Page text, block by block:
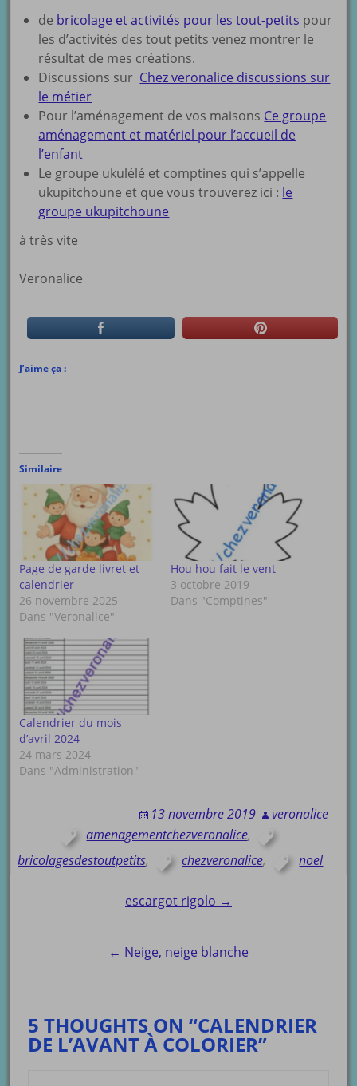
de bricolage et activités pour les tout-petits pour
les d’activités des tout petits venez montrer le
résultat de mes créations.
Discussions sur Chez veronalice discussions sur
le métier
Pour l’aménagement de vos maisons Ce groupe
aménagement et matériel pour l’accueil de
l’enfant
Le groupe ukulélé et comptines qui s’appelle
ukupitchoune et que vous trouverez ici : le
groupe ukupitchoune
à très vite
Veronalice
J’aime ça :
Similaire
Page de garde livret et
calendrier
26 novembre 2025
Dans "Veronalice"
Hou hou fait le vent
3 octobre 2019
Dans "Comptines"
Calendrier du mois
d’avril 2024
24 mars 2024
Dans "Administration"
13 novembre 2019
veronalice
amenagementchezveronalice,
bricolagesdestoutpetits, chezveronalice, noel
navigation
escargot rigolo →
← Neige, neige blanche
5 THOUGHTS ON “CALENDRIER
DE L’AVANT À COLORIER”